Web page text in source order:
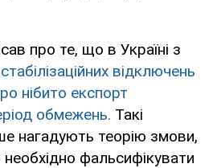
про те, що в Україні з
стабілізаційних відключень
нібито експорт
обмежень. Такі
нагадують теорію змови,
фальсифікувати